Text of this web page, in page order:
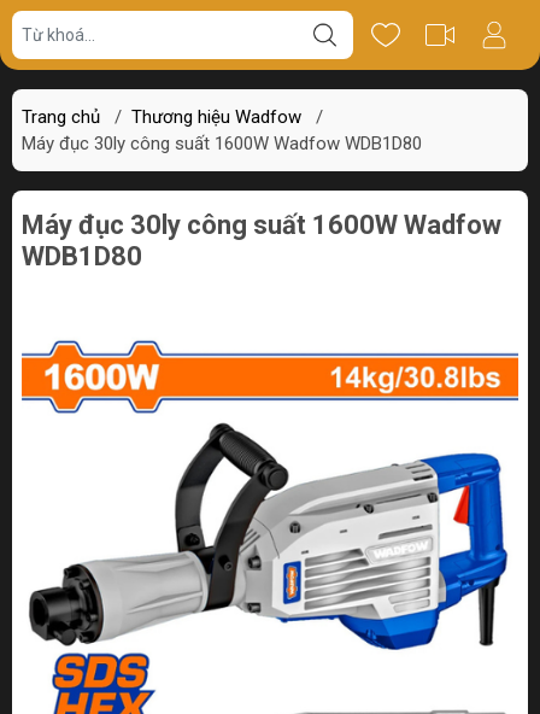
Trang chủ / Thương hiệu Wadfow
/
Máy đục 30ly công suất 1600W Wadfow WDB1D80
Giá bán Thông số Review
Máy đục 30ly công suất 1600W Wadfow
WDB1D80